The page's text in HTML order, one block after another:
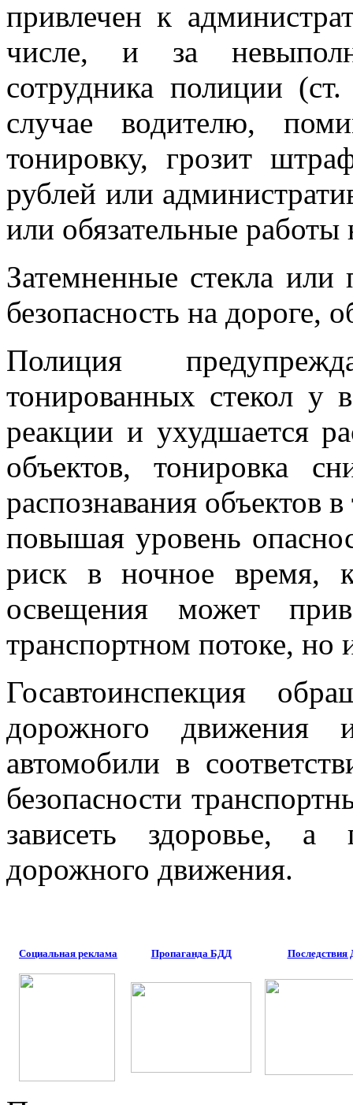
привлечен к
числе, и за
сотрудника полиции
случае водителю,
тонировку, грозит
рублей или
или обязательные
Затемненные стекла
безопасность на дороге,
Полиция
тонированных стекол у
реакции и ухудшается
объектов, тонировка
распознавания объектов
повышая уровень
риск в ночное время,
освещения может
транспортном потоке, но
Госавтоинспекция
дорожного движения
автомобили в
безопасности
зависеть здоровье,
дорожного движения.
Социальная реклама Пропаганда БДД